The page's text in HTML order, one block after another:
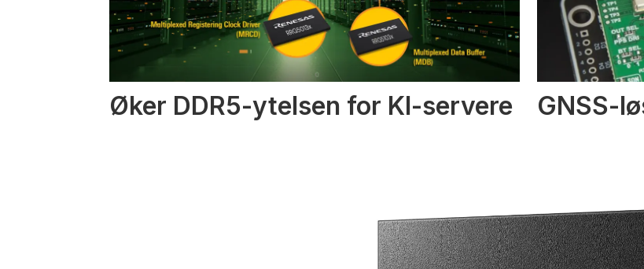
Øker DDR5-ytelsen for KI-servere GNSS-